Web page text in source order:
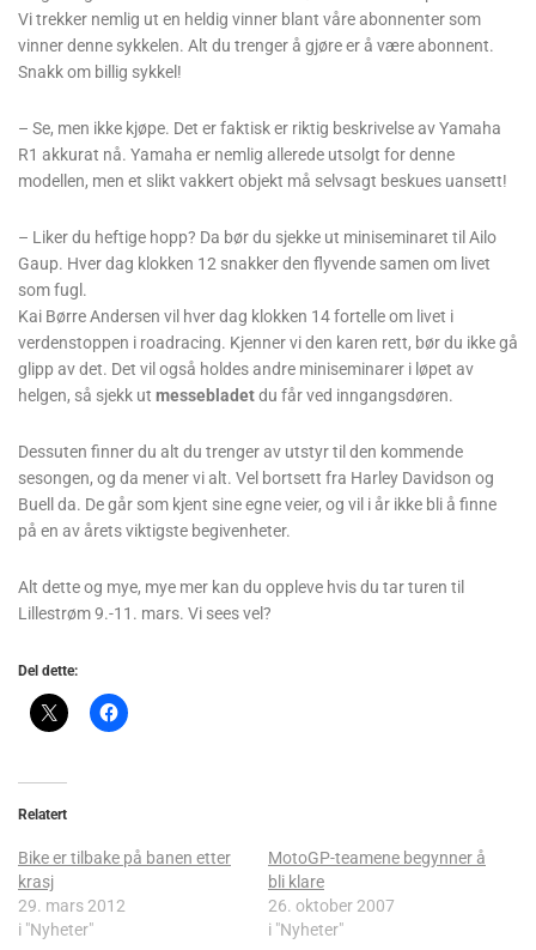
Vi trekker nemlig ut en heldig vinner blant våre abonnenter som
vinner denne sykkelen. Alt du trenger å gjøre er å være abonnent.
Snakk om billig sykkel!
– Se, men ikke kjøpe. Det er faktisk er riktig beskrivelse av Yamaha
R1 akkurat nå. Yamaha er nemlig allerede utsolgt for denne
modellen, men et slikt vakkert objekt må selvsagt beskues uansett!
– Liker du heftige hopp? Da bør du sjekke ut miniseminaret til Ailo
Gaup. Hver dag klokken 12 snakker den flyvende samen om livet
som fugl.
Kai Børre Andersen vil hver dag klokken 14 fortelle om livet i
verdenstoppen i roadracing. Kjenner vi den karen rett, bør du ikke gå
glipp av det. Det vil også holdes andre miniseminarer i løpet av
helgen, så sjekk ut messebladetdu får ved inngangsdøren.
Dessuten finner du alt du trenger av utstyr til den kommende
sesongen, og da mener vi alt. Vel bortsett fra Harley Davidson og
Buell da. De går som kjent sine egne veier, og vil i år ikke bli å finne
på en av årets viktigste begivenheter.
Alt dette og mye, mye mer kan du oppleve hvis du tar turen til
Lillestrøm 9.-11. mars. Vi sees vel?
Del dette:
Relatert
Bike er tilbake på banen etter
krasj
29. mars 2012
i "Nyheter"
MotoGP-teamene begynner å
bli klare
26. oktober 2007
i "Nyheter"